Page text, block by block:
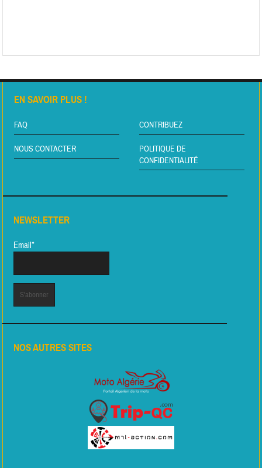
EN SAVOIR PLUS !
FAQ CONTRIBUEZ
NOUS CONTACTER
POLITIQUE DE
CONFIDENTIALITÉ
NEWSLETTER
Email*
NOS AUTRES SITES